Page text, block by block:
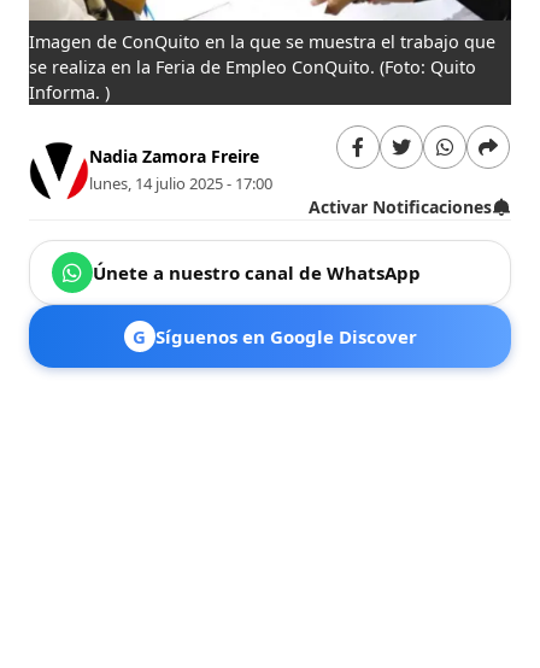
Imagen de ConQuito en la que se muestra el trabajo que
se realiza en la Feria de Empleo ConQuito. (Foto: Quito
Informa. )
Nadia Zamora Freire
lunes, 14 julio 2025 - 17:00
Activar Notificaciones
Únete a nuestro canal de WhatsApp
G Síguenos en Google Discover